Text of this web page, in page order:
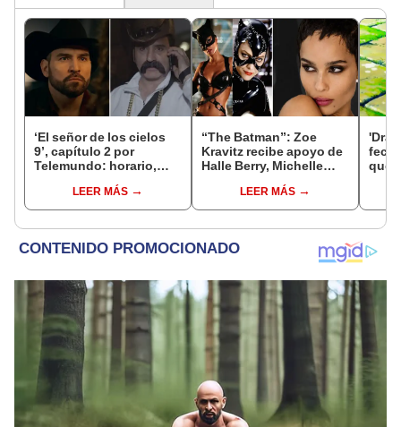
‘El señor de los cielos
9’, capítulo 2 por
Telemundo: horario,
ONLINELEER MÁS
“The Batman”: Zoe
Kravitz recibe apoyo de
Halle Berry, Michelle
HathawayLEER MÁS
qué